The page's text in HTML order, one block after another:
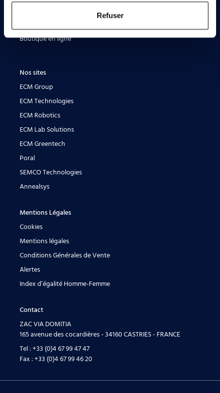
Refuser
Boutique en ligne
Nos sites
ECM Group
ECM Technologies
ECM Robotics
ECM Lab Solutions
ECM Greentech
Poral
SEMCO Technologies
Annealsys
Mentions Légales
Cookies
Mentions légales
Conditions Générales de Vente
Alertes
Index d’égalité Homme-Femme
Contact
ZAC VIA DOMITIA
165 avenue des cocardières - 34160 CASTRIES - FRANCE
Tel :+33 (0)4 67 99 47 47
Fax :+33 (0)4 67 99 46 20